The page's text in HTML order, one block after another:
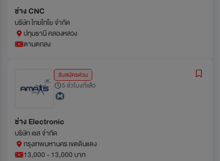
ช่าง CNC
บริษัท ไทยไทโย จำกัด
ปทุมธานี คลองหลวง
ตามตกลง
รับสมัครด่วน
5 ชั่วโมงที่แล้ว
ช่าง Electronic
บริษัท เชส จำกัด
กรุงเทพมหานคร เขตดินแดง
13,000 - 13,000 บาท